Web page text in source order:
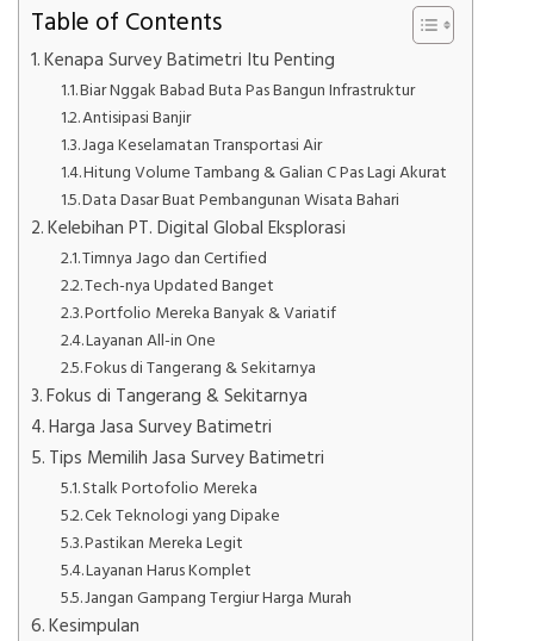
Table of Contents
Kenapa Survey Batimetri Itu Penting
Biar Nggak Babad Buta Pas Bangun Infrastruktur
Antisipasi Banjir
Jaga Keselamatan Transportasi Air
Hitung Volume Tambang & Galian C Pas Lagi Akurat
Data Dasar Buat Pembangunan Wisata Bahari
Kelebihan PT. Digital Global Eksplorasi
Timnya Jago dan Certified
Tech-nya Updated Banget
Portfolio Mereka Banyak & Variatif
Layanan All-in One
Fokus di Tangerang & Sekitarnya
Fokus di Tangerang & Sekitarnya
Harga Jasa Survey Batimetri
Tips Memilih Jasa Survey Batimetri
Stalk Portofolio Mereka
Cek Teknologi yang Dipake
Pastikan Mereka Legit
Layanan Harus Komplet
Jangan Gampang Tergiur Harga Murah
Kesimpulan